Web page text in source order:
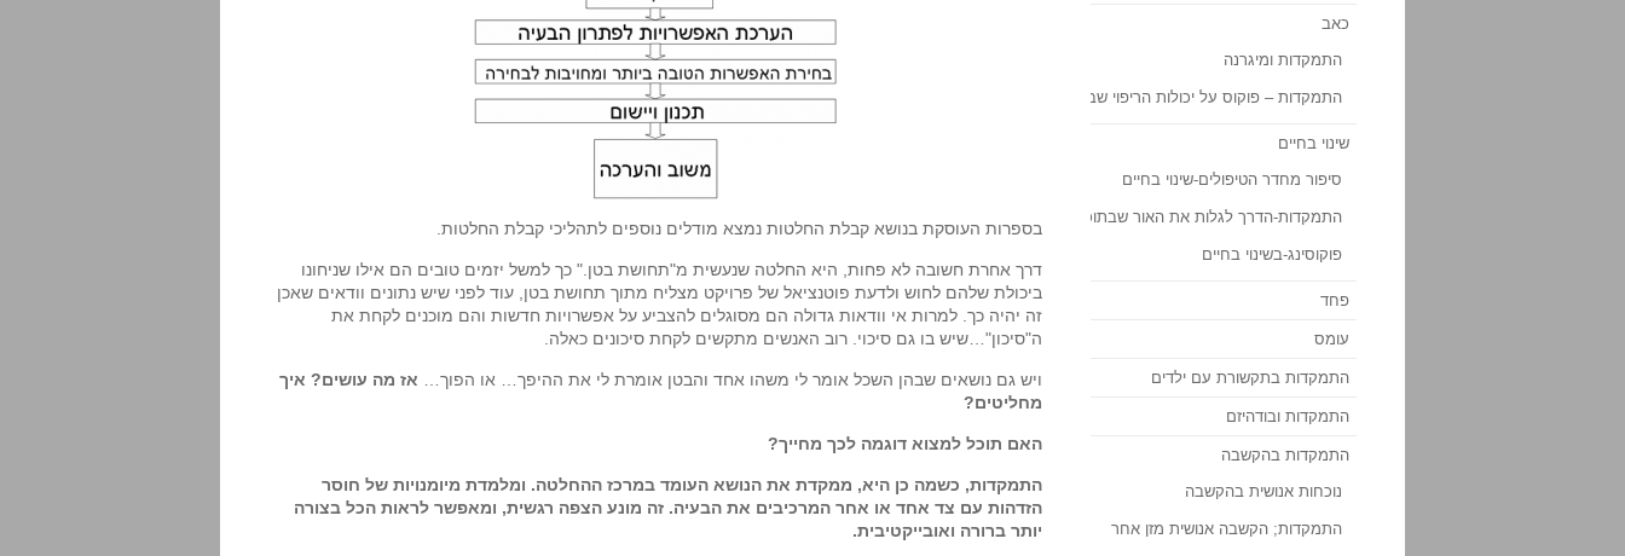
בספרות העוסקת בנושא קבלת החלטות נמצא מודלים נוספים לתהליכי קבלת החלטות.
דרך אחרת חשובה לא פחות, היא החלטה שנעשית מ"תחושת בטן." כך למשל יזמים טובים הם אילו שניחונו
ביכולת שלהם לחוש ולדעת פוטנציאל של פרויקט מצליח מתוך תחושת בטן, עוד לפני שיש נתונים וודאים שאכן
זה יהיה כך. למרות אי וודאות גדולה הם מסוגלים להצביע על אפשרויות חדשות והם מוכנים לקחת את
ה"סיכון"…שיש בו גם סיכוי. רוב האנשים מתקשים לקחת סיכונים כאלה.
ויש גם נושאים שבהן השכל אומר לי משהו אחד והבטן אומרת לי את ההיפך… או הפוך… אז מה עושים? איך
מחליטים?
האם תוכל למצוא דוגמה לכך מחייך?
התמקדות, כשמה כן היא, ממקדת את הנושא העומד במרכז ההחלטה. ומלמדת מיומנויות של חוסר
הזדהות עם צד אחד או אחר המרכיבים את הבעיה. זה מונע הצפה רגשית, ומאפשר לראות הכל בצורה
יותר ברורה ואובייקטיבית.
כאב
התמקדות ומיגרנה
התמקדות – פוקוס על יכולות הריפוי שבנו
שינוי בחיים
סיפור מחדר הטיפולים-שינוי בחיים
התמקדות-הדרך לגלות את האור שבתוכנו
פוקוסינג-בשינוי בחיים
פחד
עומס
התמקדות בתקשורת עם ילדים
התמקדות ובודהיזם
התמקדות בהקשבה
נוכחות אנושית בהקשבה
התמקדות; הקשבה אנושית מזן אחר